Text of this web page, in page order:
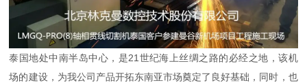
泰国地处中南半岛中心，是21世纪海上丝绸之路的必经之地，该机
场的建设，为我公司产品开拓东南亚市场奠定了良好基础，同时，也